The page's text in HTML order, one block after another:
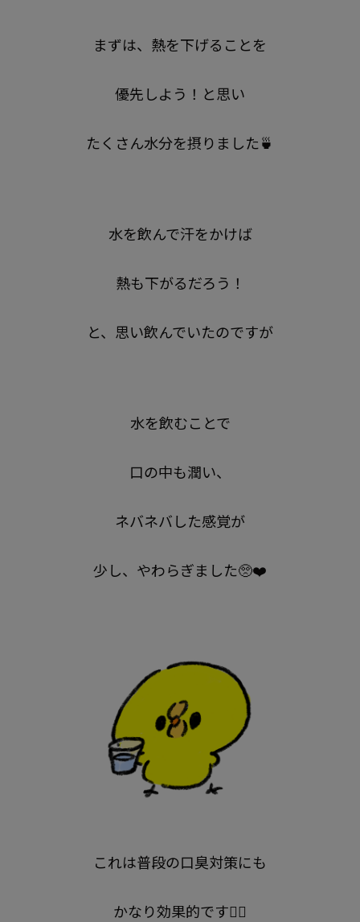
まずは、熱を下げることを
優先しよう！と思い
たくさん水分を摂りました🍵
水を飲んで汗をかけば
熱も下がるだろう！
と、思い飲んでいたのですが
水を飲むことで
口の中も潤い、
ネバネバした感覚が
少し、やわらぎました🥺❤️
これは普段の口臭対策にも
かなり効果的です🙆‍♀️